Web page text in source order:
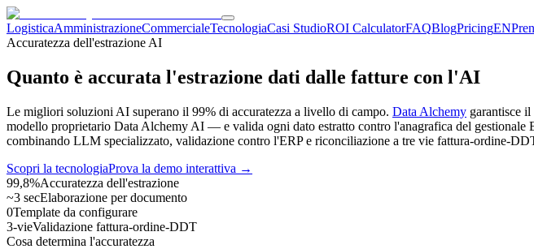
LogisticaAmministrazioneCommercialeTecnologiaCasi StudioROI CalculatorFAQBlogPricingEN
Accuratezza dell'estrazione AI
Quanto è accurata l'estrazione dati dalle fatture con l'AI
Le migliori soluzioni AI superano il 99% di accuratezza a livello di campo. Data Alchemy garantisce il
modello proprietario Data Alchemy AI — e valida ogni dato estratto contro l'anagrafica del gestionale
combinando LLM specializzato, validazione contro l'ERP e riconciliazione a tre vie fattura-ordine-
Scopri la tecnologiaProva la demo interattiva →
99,8%Accuratezza dell'estrazione
~3 secElaborazione per documento
0Template da configurare
3-vieValidazione fattura-ordine-DDT
Cosa determina l'accuratezza